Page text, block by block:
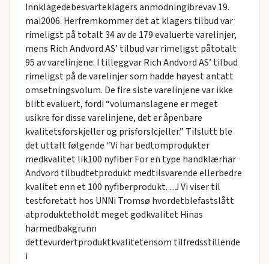
Innklagedebesvarteklagers anmodningibrevav 19.
mai2006. Herfremkommer det at klagers tilbud var
rimeligst på totalt 34 av de 179 evaluerte varelinjer,
mens Rich Andvord AS’ tilbud var rimeligst påtotalt
95 av varelinjene. I tilleggvar Rich Andvord AS’ tilbud
rimeligst på de varelinjer som hadde høyest antatt
omsetningsvolum. De fire siste varelinjene var ikke
blitt evaluert, fordi “volumanslagene er meget
usikre for disse varelinjene, det er åpenbare
kvalitetsforskjeller og prisforslcjeller.” Tilslutt ble
det uttalt følgende “Vi har bedtomprodukter
medkvalitet lik100 nyfiber For en type handklærhar
Andvord tilbudtetprodukt medtilsvarende ellerbedre
kvalitet enn et 100 nyfiberprodukt. ...J Vi viser til
testforetatt hos UNNi Tromsø hvordetblefastslått
atproduktetholdt meget godkvalitet Hinas
harmedbakgrunn
dettevurdertproduktkvalitetensom tilfredsstillende
i